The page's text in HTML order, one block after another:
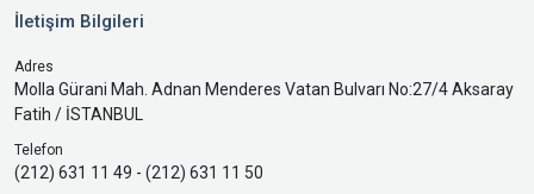
İletişim Bilgileri
Adres
Molla Gürani Mah. Adnan Menderes Vatan Bulvarı No:27/4 Aksaray
Fatih / İSTANBUL
Telefon
(212) 631 11 49 - (212) 631 11 50